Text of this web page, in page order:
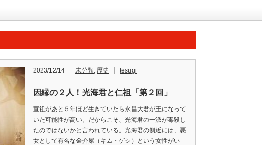
2023/12/14 未分類, 歴史 tesugi
因縁の２人！光海君と仁祖「第２回」
宣祖があと５年ほど生きていたら永昌大君が王になって
いた可能性が高い。だからこそ、光海君の一派が毒殺し
たのではないかと言われている。光海君の側近には、悪
女として有名な金介屎（キム・ゲシ）という女性がい